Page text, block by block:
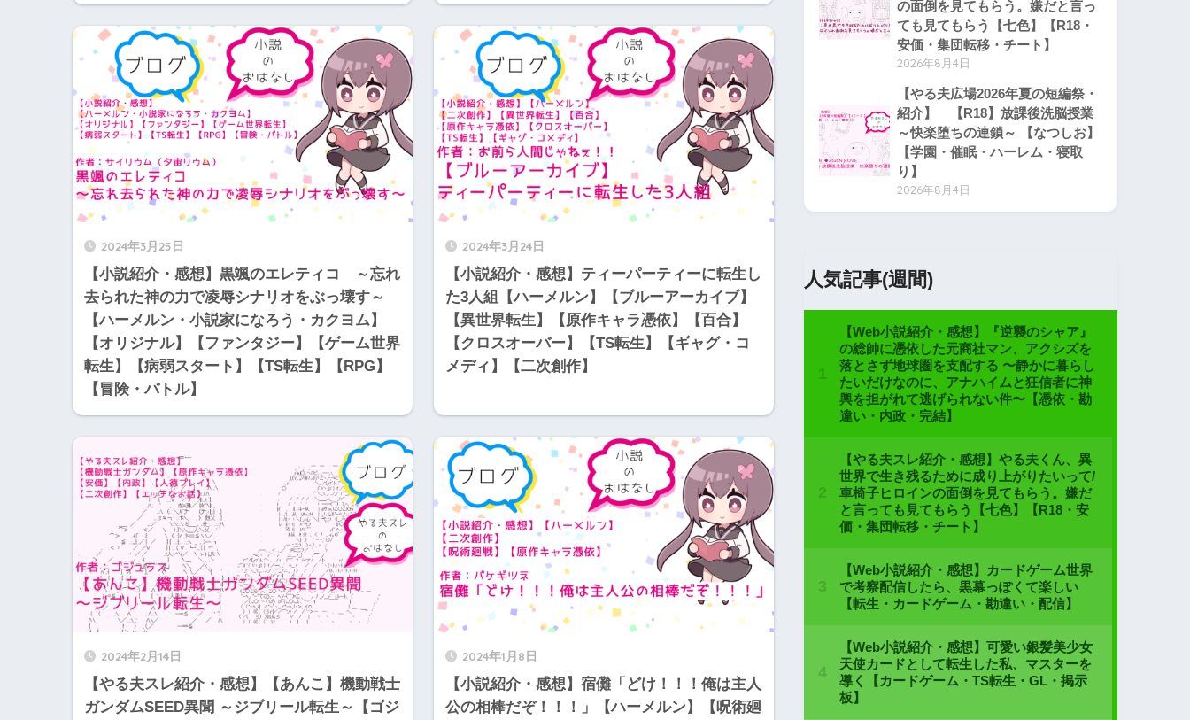
2024年3月25日
【小説紹介・感想】黒颯のエレティコ ～忘れ
去られた神の力で凌辱シナリオをぶっ壊す～
【ハーメルン・小説家になろう・カクヨム】
【オリジナル】【ファンタジー】【ゲーム世界
転生】【病弱スタート】【TS転生】【RPG】
【冒険・バトル】
2024年3月24日
【小説紹介・感想】ティーパーティーに転生し
た3人組【ハーメルン】【ブルーアーカイブ】
【異世界転生】【原作キャラ憑依】【百合】
【クロスオーバー】【TS転生】【ギャグ・コ
メディ】【二次創作】
2024年2月14日
【やる夫スレ紹介・感想】【あんこ】機動戦士
ガンダムSEED異聞 ～ジブリール転生～【ゴジ
2024年1月8日
【小説紹介・感想】宿儺「どけ！！！俺は主人
公の相棒だぞ！！！」【ハーメルン】【呪術廻
の面倒を見てもらう。嫌だと言っ
ても見てもらう【七色】【R18・
安価・集団転移・チート】
2026年8月4日
【やる夫広場2026年夏の短編祭・
紹介】 【R18】放課後洗脳授業
～快楽堕ちの連鎖～ 【なつしお】
【学園・催眠・ハーレム・寝取
り】
2026年8月4日
人気記事(週間)